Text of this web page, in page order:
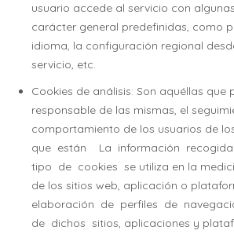
usuario accede al servicio con
carácter general predefinidas, como
idioma, la configuración regional
servicio, etc.
Cookies de análisis: Son aquéllas que
responsable de las mismas, el
comportamiento de los usuarios de
que están La información recogida
tipo de cookies se utiliza en la
de los sitios web, aplicación o
elaboración de perfiles de
de dichos sitios, aplicaciones y